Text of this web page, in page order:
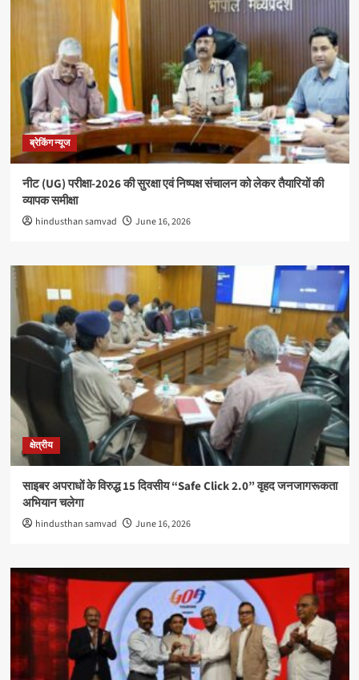
ब्रेकिंग न्यूज
नीट (UG) परीक्षा-2026 की सुरक्षा एवं निष्पक्ष संचालन को लेकर तैयारियों की
व्यापक समीक्षा
hindusthan samvad June 16, 2026
क्षेत्रीय
साइबर अपराधों के विरुद्ध 15 दिवसीय “Safe Click 2.0” वृहद जनजागरूकता
अभियान चलेगा
hindusthan samvad June 16, 2026